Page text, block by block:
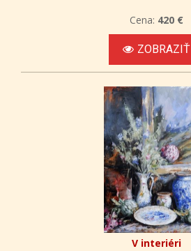
Cena: 420 €
ZOBRAZIŤ
V interiéri